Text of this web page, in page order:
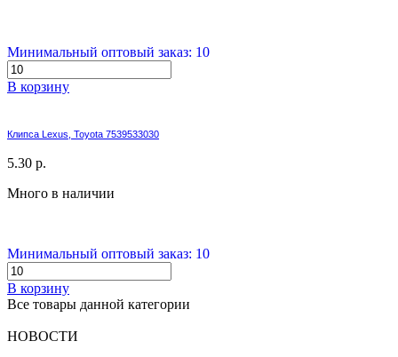
Минимальный оптовый заказ: 10
В корзину
Клипса Lexus, Toyota 7539533030
5.30 р.
Много в наличии
Минимальный оптовый заказ: 10
В корзину
Все товары данной категории
НОВОСТИ